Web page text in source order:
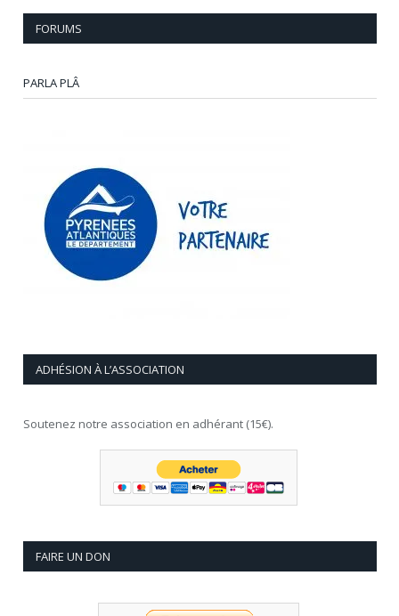
FORUMS
PARLA PLÂ
ADHÉSION À L’ASSOCIATION
Soutenez notre association en adhérant (15€).
FAIRE UN DON